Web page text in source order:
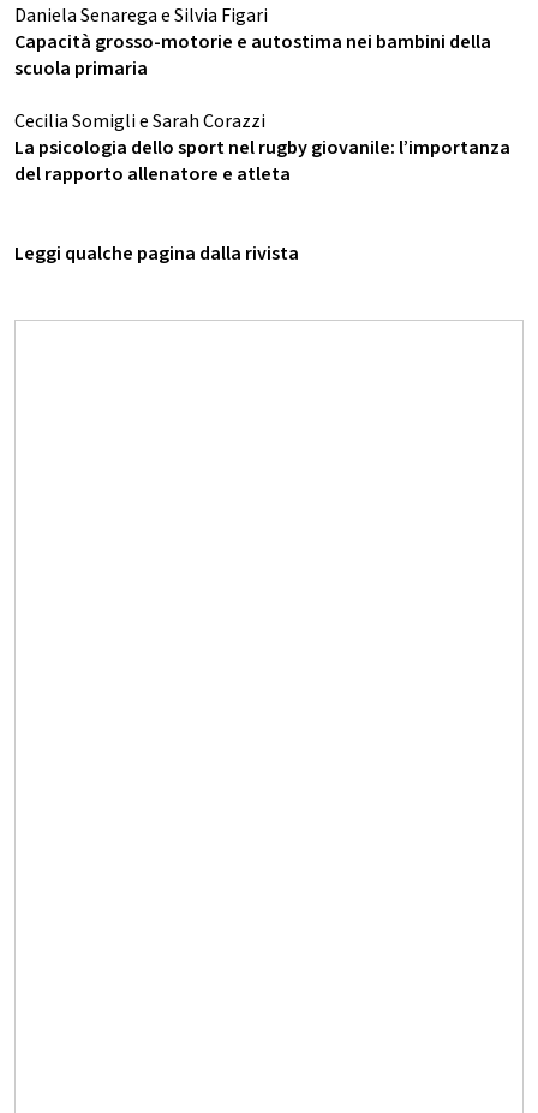
Daniela Senarega e Silvia Figari
Capacità grosso-motorie e autostima nei bambini della
scuola primaria
Cecilia Somigli e Sarah Corazzi
La psicologia dello sport nel rugby giovanile: l’importanza
del rapporto allenatore e atleta
Leggi qualche pagina dalla rivista